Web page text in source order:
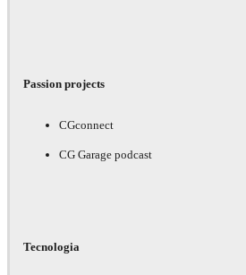
Passion projects
CGconnect
CG Garage podcast
Tecnologia